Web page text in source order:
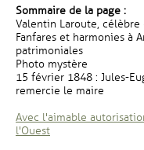
Sommaire de la page :
Valentin Laroute,
Fanfares et harmonies à
patrimoniales
Photo mystère
15 février 1848 : Jules-
remercie le maire
Avec l'aimable
l'Ouest, Ouvre une